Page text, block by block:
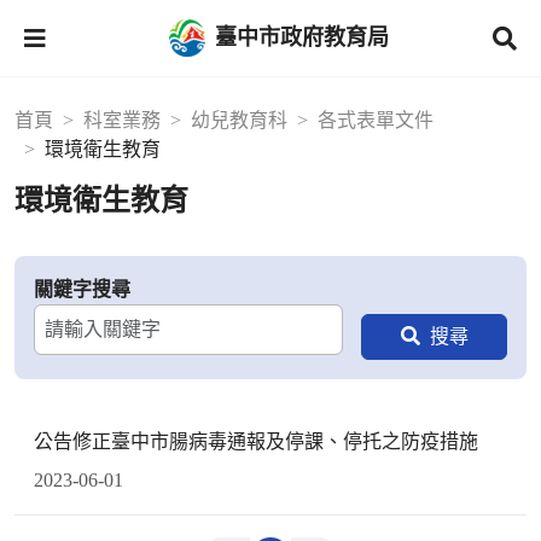
臺中市政府教育局
首頁 科室業務 幼兒教育科
各式表單文件
環境衛生教育
環境衛生教育
關鍵字搜尋
公告修正臺中市腸病毒通報及停課、停托之防疫措施
2023-06-01